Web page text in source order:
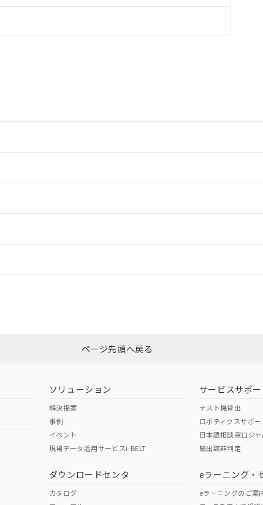
ダウンロードはこちらページ先頭へ戻る
ソリューション
解決提案
事例
イベント
現場データ活用サービスi-BELT
ダウンロードセンタ
カタログ
サービスサポー
テスト機貸出
ロボティクスサポー
日本語相談窓口ジ
輸出該非判定
eラーニング・
eラーニングのご案